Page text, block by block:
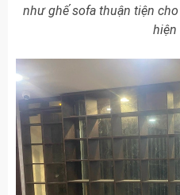
như ghế sofa thuận tiện
hiện